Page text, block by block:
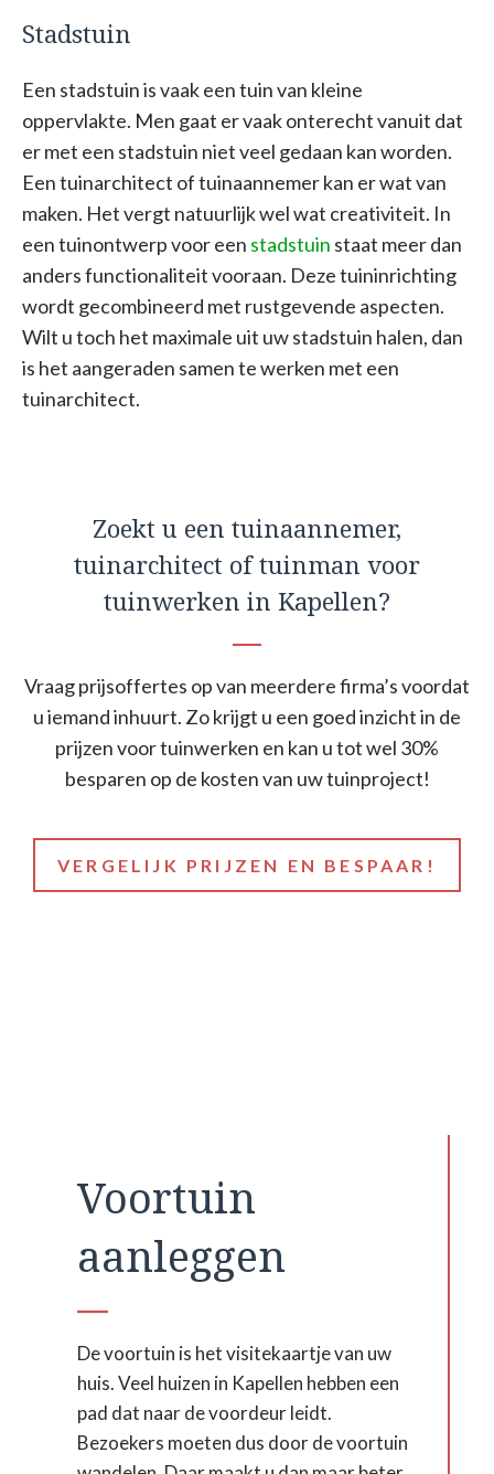
Stadstuin
Een stadstuin is vaak een tuin van kleine
oppervlakte. Men gaat er vaak onterecht vanuit dat
er met een stadstuin niet veel gedaan kan worden.
Een tuinarchitect of tuinaannemer kan er wat van
maken. Het vergt natuurlijk wel wat creativiteit. In
een tuinontwerp voor een stadstuin staat meer dan
anders functionaliteit vooraan. Deze tuininrichting
wordt gecombineerd met rustgevende aspecten.
Wilt u toch het maximale uit uw stadstuin halen, dan
is het aangeraden samen te werken met een
tuinarchitect.
Zoekt u een tuinaannemer,
tuinarchitect of tuinman voor
tuinwerken in Kapellen?
Vraag prijsoffertes op van meerdere firma’s voordat
u iemand inhuurt. Zo krijgt u een goed inzicht in de
prijzen voor tuinwerken en kan u tot wel 30%
besparen op de kosten van uw tuinproject!
VERGELIJK PRIJZEN EN BESPAAR!
Voortuin
aanleggen
De voortuin is het visitekaartje van uw
huis. Veel huizen in Kapellen hebben een
pad dat naar de voordeur leidt.
Bezoekers moeten dus door de voortuin